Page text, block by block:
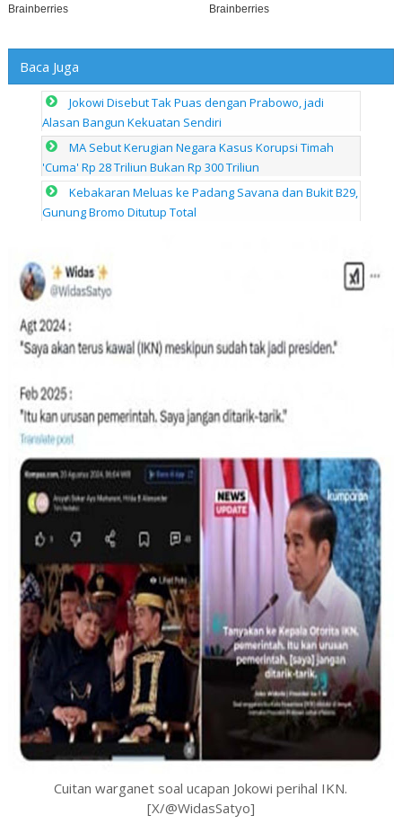
Baca Juga
Jokowi Disebut Tak Puas dengan Prabowo, jadi
Alasan Bangun Kekuatan Sendiri
MA Sebut Kerugian Negara Kasus Korupsi Timah
'Cuma' Rp 28 Triliun Bukan Rp 300 Triliun
Kebakaran Meluas ke Padang Savana dan Bukit B29,
Gunung Bromo Ditutup Total
Cuitan warganet soal ucapan Jokowi perihal IKN.
[X/@WidasSatyo]